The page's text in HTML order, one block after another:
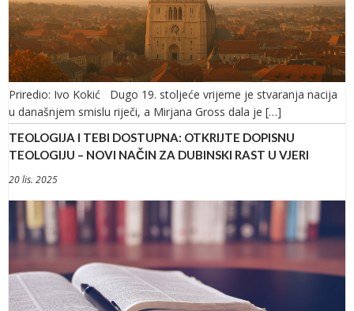
Priredio: Ivo Kokić Dugo 19. stoljeće vrijeme je stvaranja nacija
u današnjem smislu riječi, a Mirjana Gross dala je […]
TEOLOGIJA I TEBI DOSTUPNA: OTKRIJTE DOPISNU
TEOLOGIJU – NOVI NAČIN ZA DUBINSKI RAST U VJERI
20 lis. 2025